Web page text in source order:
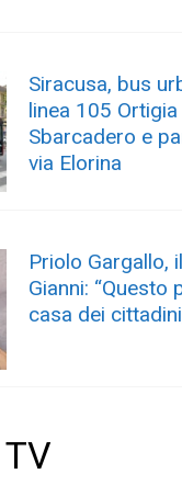
Siracusa, bus
linea 105
Sbarcadero e
via Elorina
Priolo Gargallo,
Gianni: “Questo
casa dei